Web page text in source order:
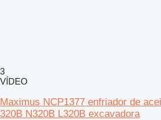
3
VÍDEO
Maximus NCP1377 enfriador de
320B N320B L320B excavadora